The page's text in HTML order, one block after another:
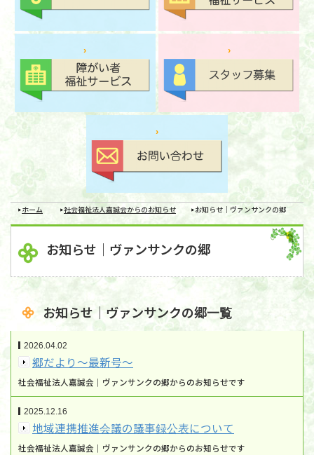
ホーム 社会福祉法人嘉誠会からのお知らせ お知らせ｜ヴァンサンクの郷
お知らせ｜ヴァンサンクの郷
お知らせ｜ヴァンサンクの郷一覧
2026.04.02
郷だより～最新号～
社会福祉法人嘉誠会｜ヴァンサンクの郷からのお知らせです
2025.12.16
地域連携推進会議の議事録公表について
社会福祉法人嘉誠会｜ヴァンサンクの郷からのお知らせです